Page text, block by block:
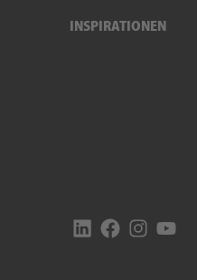
INSPIRATIONEN